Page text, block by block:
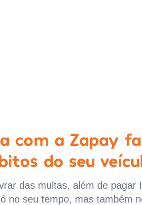
com a Zapay
do seu
das multas, além de pagar
no seu tempo, mas também